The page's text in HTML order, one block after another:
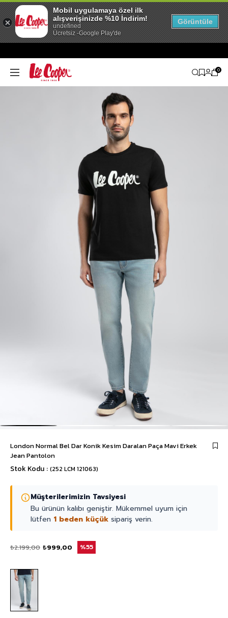
0
London Normal Bel Dar Konik Kesim Daralan Paça Mavi Erkek
Jean Pantolon
Stok Kodu (252 LCM 121063)
Müşterilerimizin Tavsiyesi
Bu ürünün kalıbı geniştir. Mükemmel uyum için
lütfen 1 beden küçük sipariş verin.
₺2.199,00 ₺999,00 55
Mobil uygulamaya özel ilk
alışverişinizde %10 İndirim!
undefined
Ücretsiz -Google Play'de
Görüntüle